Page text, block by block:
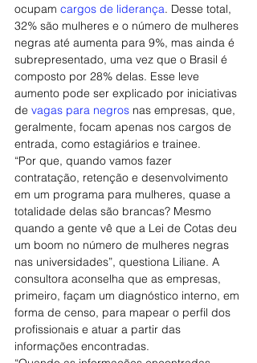
ocupam cargos de liderança. Desse total,
32% são mulheres e o número de mulheres
negras até aumenta para 9%, mas ainda é
subrepresentado, uma vez que o Brasil é
composto por 28% delas. Esse leve
aumento pode ser explicado por iniciativas
de vagas para negros nas empresas, que,
geralmente, focam apenas nos cargos de
entrada, como estagiários e trainee.
“Por que, quando vamos fazer
contratação, retenção e desenvolvimento
em um programa para mulheres, quase a
totalidade delas são brancas? Mesmo
quando a gente vê que a Lei de Cotas deu
um boom no número de mulheres negras
nas universidades”, questiona Liliane. A
consultora aconselha que as empresas,
primeiro, façam um diagnóstico interno, em
forma de censo, para mapear o perfil dos
profissionais e atuar a partir das
informações encontradas.